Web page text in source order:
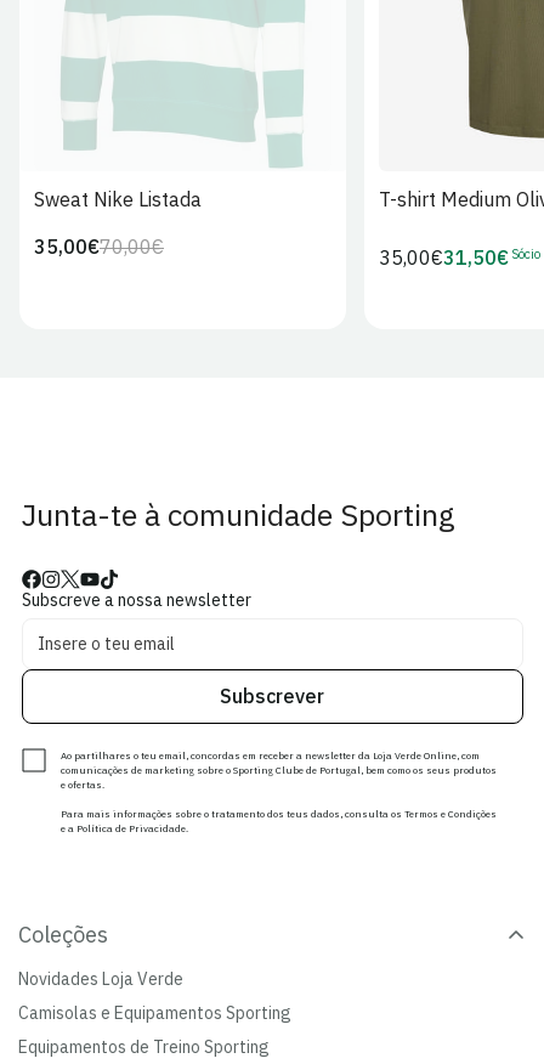
Sweat Nike Listada
Preço
70,00€Preço
35,00€
T-shirt Medium
Preço
35,00€Preço
31,50€ Sócio
Junta-te à comunidade Sporting
Subscreve a nossa newsletter
Subscrever
Ao partilhares o teu email, concordas em receber a newsletter da Loja Verde Online, com
comunicações de marketing sobre o Sporting Clube de Portugal, bem como os seus produtos
e ofertas.
Para mais informações sobre o tratamento dos teus dados, consulta os Termos e Condições
e a Política de Privacidade.
Coleções
Novidades Loja Verde
Camisolas e Equipamentos Sporting
Equipamentos de Treino Sporting